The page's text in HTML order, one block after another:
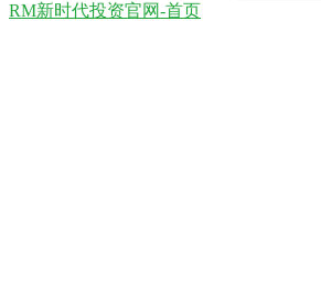
RM新时代投资官网-首页